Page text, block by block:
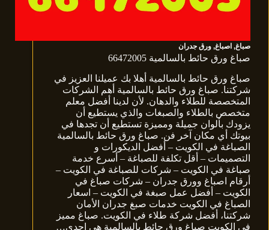
صباغ, اصباغ, ورق جدران
صباغ ورق حائط بالسالمية 66472005
صباغ ورق حائط بالسالمية أهلا بك عميلنا العزيز في
شركتنا. صباغ ورق حائط بالسالمية أهم الشركات
المتخصصة للطلاء والدهان. لأن لدينا أفضل معلم
متخصص بالطلاء والصبغات والذي يستطيع أن
يزودك بألوان جميلة ومميزة تستطيع أن تجدها في
بيوتك أي مكان آخر فن. صباغ ورق حائط بالسالمية
الصباغة في الكويت – أفضل الديكورات و
التصميمات – أقل تكلفة للصباغة – أسرع خدمة
صباغة في الكويت – شركات للصباغة في الكويت –
أرقام اصباغ وورق جدران – شركات صباغ في
الكويت – أفضل عمل صبغة في الكويت – اسعار
الصباغ في الكويت خدمات صبغ جدران الأمان
شركتنا، أفضل شركة طلاء في الكويت. صباغ مميز
في الكويت صباغ ورق حائط بالسالمية هي إحدى…